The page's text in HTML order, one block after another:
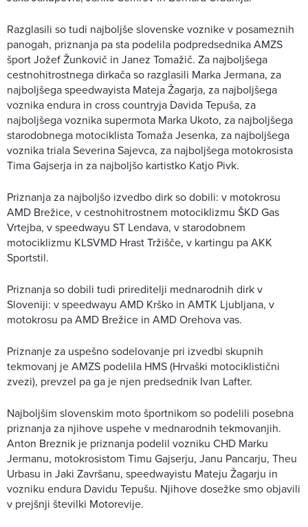
Razglasili so tudi najboljše slovenske voznike v posameznih
panogah, priznanja pa sta podelila podpredsednika AMZS
šport Jožef Žunkovič in Janez Tomažič. Za najboljšega
cestnohitrostnega dirkača so razglasili Marka Jermana, za
najboljšega speedwayista Mateja Žagarja, za najboljšega
voznika endura in cross countryja Davida Tepuša, za
najboljšega voznika supermota Marka Ukoto, za najboljšega
starodobnega motociklista Tomaža Jesenka, za najboljšega
voznika triala Severina Sajevca, za najboljšega motokrosista
Tima Gajserja in za najboljšo kartistko Katjo Pivk.
Priznanja za najboljšo izvedbo dirk so dobili: v motokrosu
AMD Brežice, v cestnohitrostnem motociklizmu ŠKD Gas
Vrtejba, v speedwayu ST Lendava, v starodobnem
motociklizmu KLSVMD Hrast Tržišče, v kartingu pa AKK
Sportstil.
Priznanja so dobili tudi prireditelji mednarodnih dirk v
Sloveniji: v speedwayu AMD Krško in AMTK Ljubljana, v
motokrosu pa AMD Brežice in AMD Orehova vas.
Priznanje za uspešno sodelovanje pri izvedbi skupnih
tekmovanj je AMZS podelila HMS (Hrvaški motociklistični
zvezi), prevzel pa ga je njen predsednik Ivan Lafter.
Najboljšim slovenskim moto športnikom so podelili posebna
priznanja za njihove uspehe v mednarodnih tekmovanjih.
Anton Breznik je priznanja podelil vozniku CHD Marku
Jermanu, motokrosistom Timu Gajserju, Janu Pancarju, Theu
Urbasu in Jaki Završanu, speedwayistu Mateju Žagarju in
vozniku endura Davidu Tepušu. Njihove dosežke smo objavili
v prejšnji številki Motorevije.